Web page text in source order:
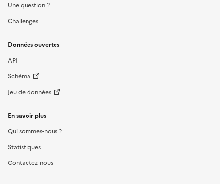
Une question ?
Challenges
Données ouvertes
API
Schéma
Jeu de données
En savoir plus
Qui sommes-nous ?
Statistiques
Contactez-nous